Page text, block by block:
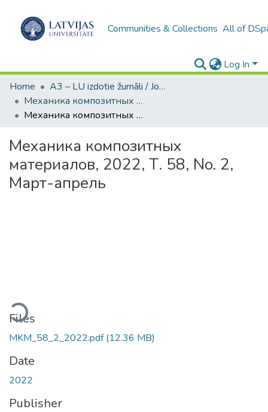
Communities & Collections All of
Log In
Home
A3 – LU izdotie žurnāli / Journals and magazines published by UL
Механика композитных материалов (Mekhanika Kompozitnykh Materialov)
Механика композитных материалов, 2022, Т. 58, No. 2, Март-апрель
Механика композитных
материалов, 2022, Т. 58, No. 2,
Март-апрель
Files
MKM_58_2_2022.pdf(12.36 MB)
Date
2022
Publisher